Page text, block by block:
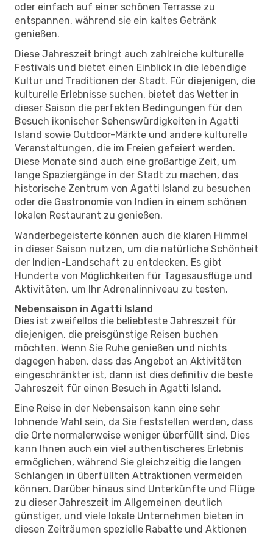
oder einfach auf einer schönen Terrasse zu
entspannen, während sie ein kaltes Getränk
genießen.
Diese Jahreszeit bringt auch zahlreiche kulturelle
Festivals und bietet einen Einblick in die lebendige
Kultur und Traditionen der Stadt. Für diejenigen, die
kulturelle Erlebnisse suchen, bietet das Wetter in
dieser Saison die perfekten Bedingungen für den
Besuch ikonischer Sehenswürdigkeiten in Agatti
Island sowie Outdoor-Märkte und andere kulturelle
Veranstaltungen, die im Freien gefeiert werden.
Diese Monate sind auch eine großartige Zeit, um
lange Spaziergänge in der Stadt zu machen, das
historische Zentrum von Agatti Island zu besuchen
oder die Gastronomie von Indien in einem schönen
lokalen Restaurant zu genießen.
Wanderbegeisterte können auch die klaren Himmel
in dieser Saison nutzen, um die natürliche Schönheit
der Indien-Landschaft zu entdecken. Es gibt
Hunderte von Möglichkeiten für Tagesausflüge und
Aktivitäten, um Ihr Adrenalinniveau zu testen.
Nebensaison in Agatti Island
Dies ist zweifellos die beliebteste Jahreszeit für
diejenigen, die preisgünstige Reisen buchen
möchten. Wenn Sie Ruhe genießen und nichts
dagegen haben, dass das Angebot an Aktivitäten
eingeschränkter ist, dann ist dies definitiv die beste
Jahreszeit für einen Besuch in Agatti Island.
Eine Reise in der Nebensaison kann eine sehr
lohnende Wahl sein, da Sie feststellen werden, dass
die Orte normalerweise weniger überfüllt sind. Dies
kann Ihnen auch ein viel authentischeres Erlebnis
ermöglichen, während Sie gleichzeitig die langen
Schlangen in überfüllten Attraktionen vermeiden
können. Darüber hinaus sind Unterkünfte und Flüge
zu dieser Jahreszeit im Allgemeinen deutlich
günstiger, und viele lokale Unternehmen bieten in
diesen Zeiträumen spezielle Rabatte und Aktionen